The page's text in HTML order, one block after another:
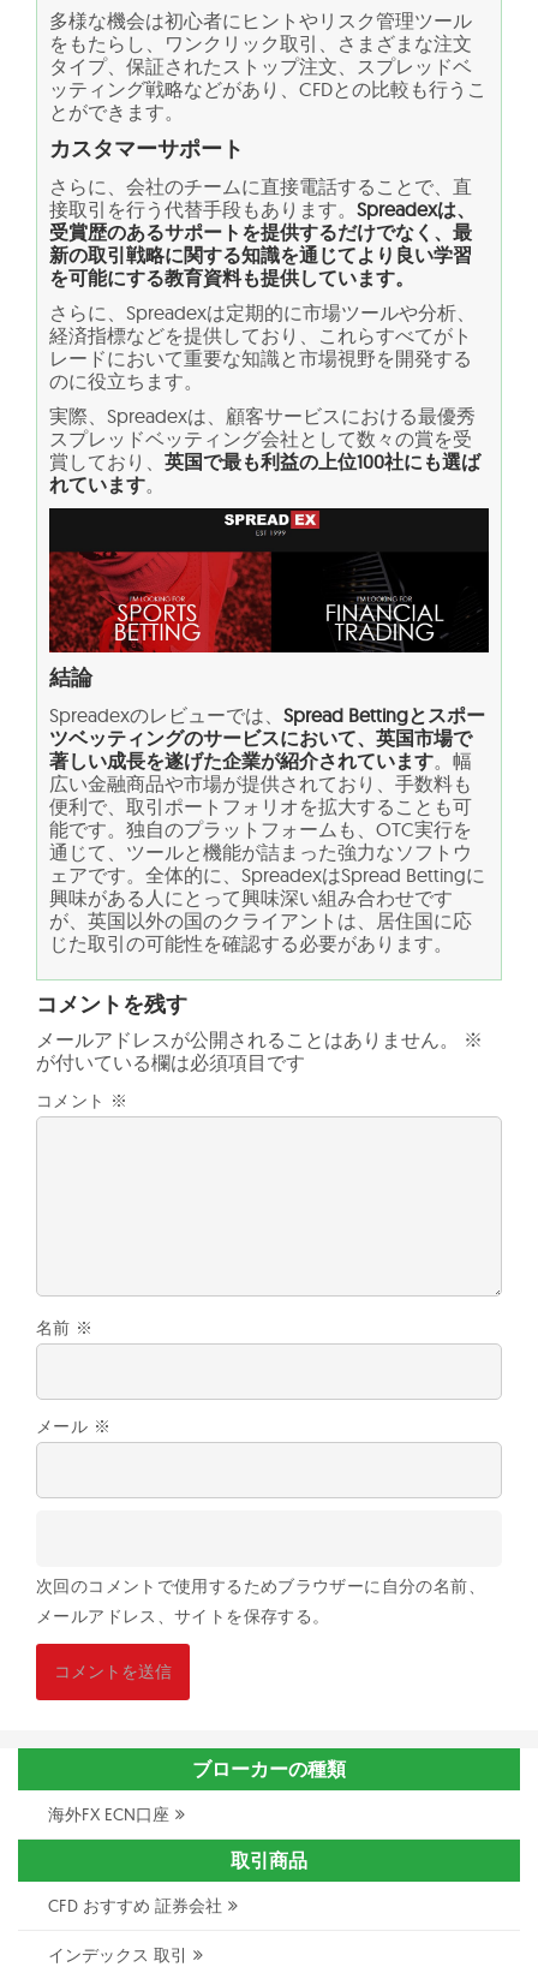
多様な機会は初心者にヒントやリスク管理ツール
をもたらし、ワンクリック取引、さまざまな注文
タイプ、保証されたストップ注文、スプレッドベ
ッティング戦略などがあり、CFDとの比較も行うこ
とができます。
カスタマーサポート
さらに、会社のチームに直接電話することで、直
接取引を行う代替手段もあります。 Spreadexは、
受賞歴のあるサポートを提供するだけでなく、最
新の取引戦略に関する知識を通じてより良い学習
を可能にする教育資料も提供しています。
さらに、Spreadexは定期的に市場ツールや分析、
経済指標などを提供しており、これらすべてがト
レードにおいて重要な知識と市場視野を開発する
のに役立ちます。
実際、Spreadexは、顧客サービスにおける最優秀
スプレッドベッティング会社として数々の賞を受
賞しており、 英国で最も利益の上位100社にも選ば
れています。
結論
Spreadexのレビューでは、 Spread Bettingとスポー
ツベッティングのサービスにおいて、英国市場で
著しい成長を遂げた企業が紹介されています。幅
広い金融商品や市場が提供されており、手数料も
便利で、取引ポートフォリオを拡大することも可
能です。独自のプラットフォームも、OTC実行を
通じて、ツールと機能が詰まった強力なソフトウ
ェアです。全体的に、SpreadexはSpread Bettingに
興味がある人にとって興味深い組み合わせです
が、英国以外の国のクライアントは、居住国に応
じた取引の可能性を確認する必要があります。
コメントを残す
メールアドレスが公開されることはありません。
※
が付いている欄は必須項目です
コメント ※
名前 ※
メール ※
次回のコメントで使用するためブラウザーに自分の名前、
メールアドレス、サイトを保存する。
ブローカーの種類
海外FX ECN口座
取引商品
CFD おすすめ 証券会社
インデックス 取引